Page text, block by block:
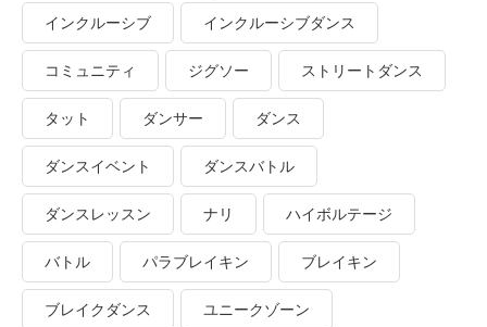
インクルーシブ インクルーシブダンス
コミュニティ ジグソー ストリートダンス
タット ダンサー ダンス
ダンスイベント ダンスバトル
ダンスレッスン ナリ ハイボルテージ
バトル パラブレイキン ブレイキン
ブレイクダンス ユニークゾーン